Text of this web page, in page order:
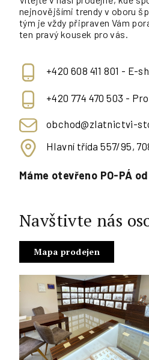
nejnovějšími trendy v oboru
tým je vždy připraven Vám
ten pravý kousek pro vás.
+420 608 411 801 - E-
+420 774 470 503 -
obchod@zlatnictvi-
Hlavní třída 557/95,
Máme otevřeno PO-PÁ od
Navštivte nás
Mapa prodejen